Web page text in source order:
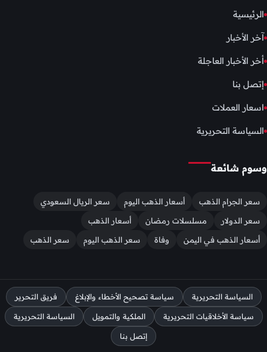
الرئيسية
آخر الأخبار
أخر الأخبار العاجلة
إتصل بنا
اسعار العملات
السياسة التحريرية
وسوم شائعة
سعر الجرام الذهب أسعار الذهب اليوم
سعر الريال السعودي
سعر الدولار
مسلسلات رمضان
أسعار الذهب
أسعار الذهب في اليمن
وفاة سعر الذهب اليوم سعر الذهب
السياسة التحريرية سياسة تصحيح الأخطاء والإبلاغ فريق التحرير
سياسة الأخلاقيات التحريرية الملكية والتمويل السياسة التحريرية
إتصل بنا